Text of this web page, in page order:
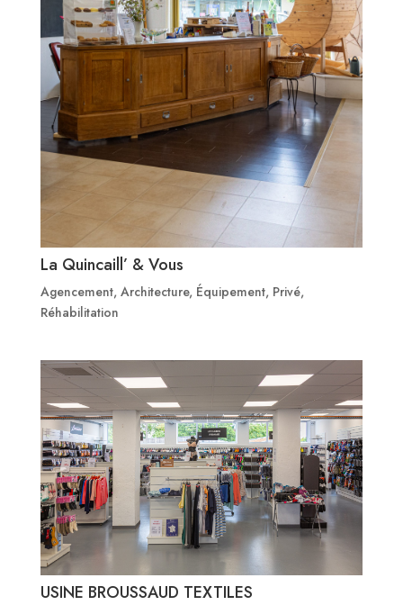
La Quincaill’ & Vous
Agencement, Architecture, Équipement, Privé,
Réhabilitation
USINE BROUSSAUD TEXTILES